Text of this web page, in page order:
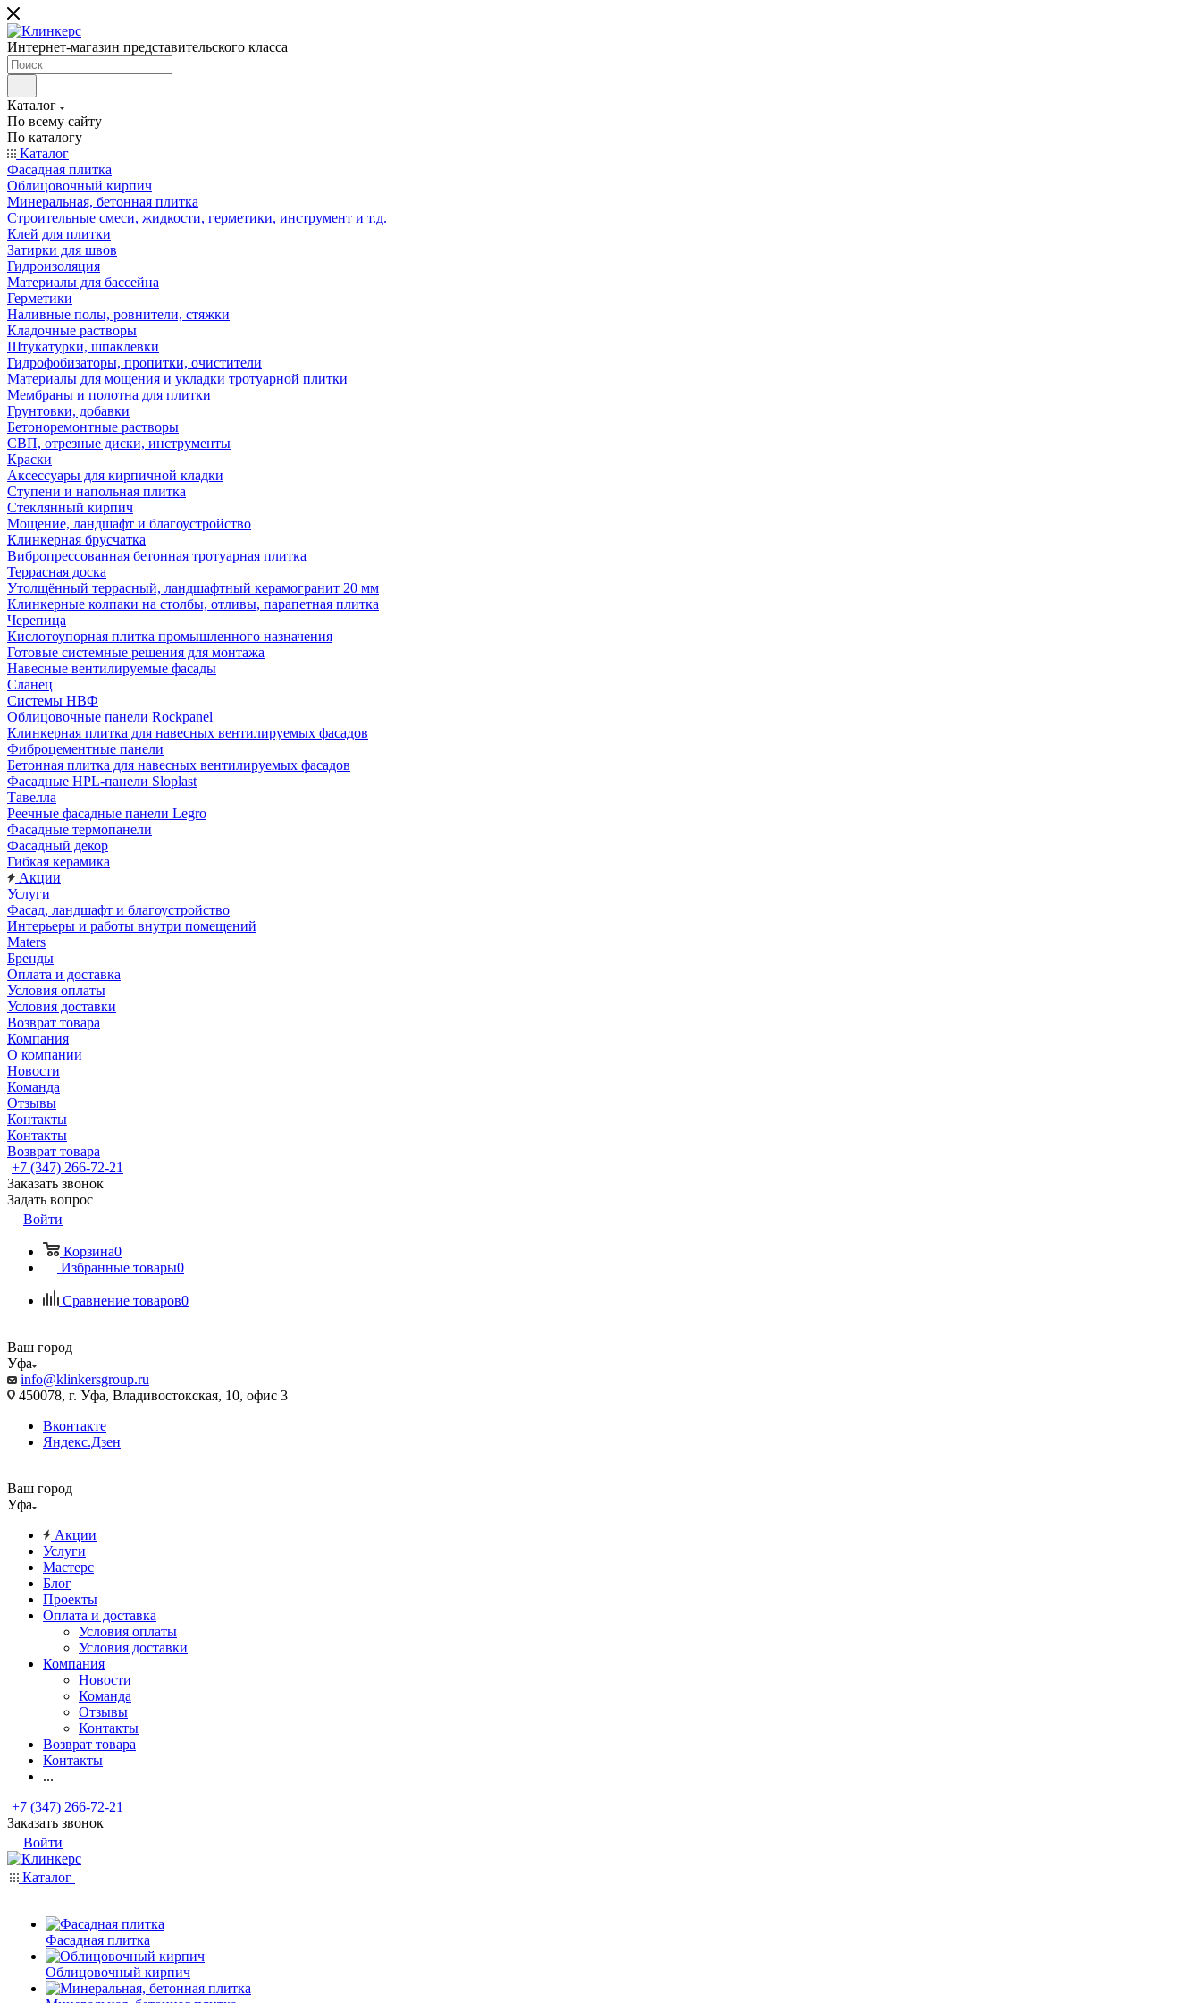
Интернет-магазин представительского класса
Каталог
По всему сайту
По каталогу
Каталог
Фасадная плитка
Облицовочный кирпич
Минеральная, бетонная плитка
Строительные смеси, жидкости, герметики, инструмент и т.д.
Клей для плитки
Затирки для швов
Гидроизоляция
Материалы для бассейна
Герметики
Наливные полы, ровнители, стяжки
Кладочные растворы
Штукатурки, шпаклевки
Гидрофобизаторы, пропитки, очистители
Материалы для мощения и укладки тротуарной плитки
Мембраны и полотна для плитки
Грунтовки, добавки
Бетоноремонтные растворы
СВП, отрезные диски, инструменты
Краски
Аксессуары для кирпичной кладки
Ступени и напольная плитка
Cтеклянный кирпич
Мощение, ландшафт и благоустройство
Клинкерная брусчатка
Вибропрессованная бетонная тротуарная плитка
Террасная доска
Утолщённый террасный, ландшафтный керамогранит 20 мм
Клинкерные колпаки на столбы, отливы, парапетная плитка
Черепица
Кислотоупорная плитка промышленного назначения
Готовые системные решения для монтажа
Навесные вентилируемые фасады
Сланец
Системы НВФ
Облицовочные панели Rockpanel
Клинкерная плитка для навесных вентилируемых фасадов
Фиброцементные панели
Бетонная плитка для навесных вентилируемых фасадов
Фасадные HPL-панели Sloplast
Тавелла
Реечные фасадные панели Legro
Фасадные термопанели
Фасадный декор
Гибкая керамика
Акции
Услуги
Фасад, ландшафт и благоустройство
Интерьеры и работы внутри помещений
Maters
Бренды
Оплата и доставка
Условия оплаты
Условия доставки
Возврат товара
Компания
О компании
Новости
Команда
Отзывы
Контакты
Контакты
Возврат товара
+7 (347) 266-72-21
Заказать звонок
Задать вопрос
Войти
Корзина0
Избранные товары0
Сравнение товаров0
Ваш город
Уфа
info@klinkersgroup.ru
450078, г. Уфа, Владивостокская, 10, офис 3
Вконтакте
Яндекс.Дзен
Ваш город
Уфа
Акции
Услуги
Мастерс
Блог
Проекты
Оплата и доставка
Условия оплаты
Условия доставки
Компания
Новости
Команда
Отзывы
Контакты
Возврат товара
Контакты
...
+7 (347) 266-72-21
Заказать звонок
Войти
Каталог
Фасадная плитка
Облицовочный кирпич